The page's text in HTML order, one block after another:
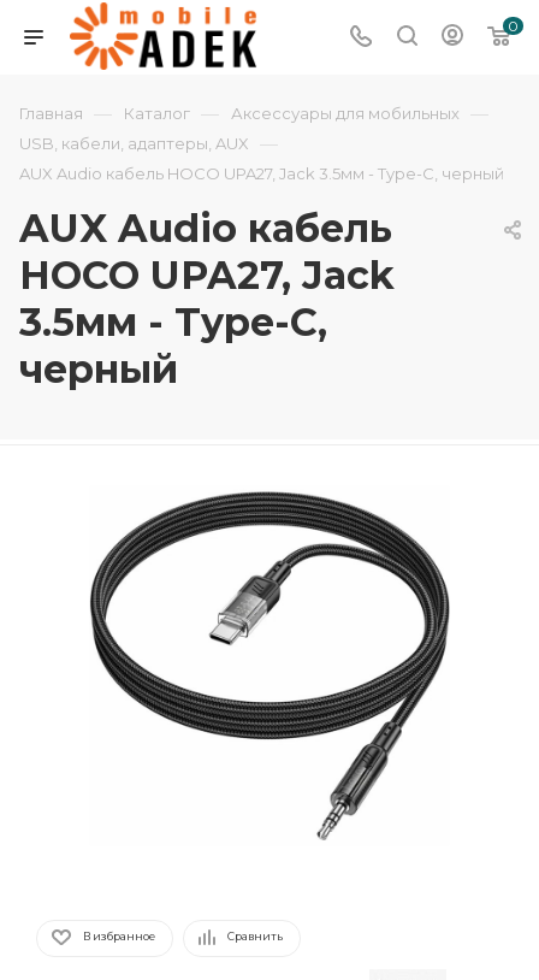
0
Главная — Каталог — Аксессуары для мобильных —
USB, кабели, адаптеры, AUX —
AUX Audio кабель HOCO UPA27, Jack 3.5мм - Type-C, черный
AUX Audio кабель
HOCO UPA27, Jack
3.5мм - Type-C,
черный
В избранное Сравнить